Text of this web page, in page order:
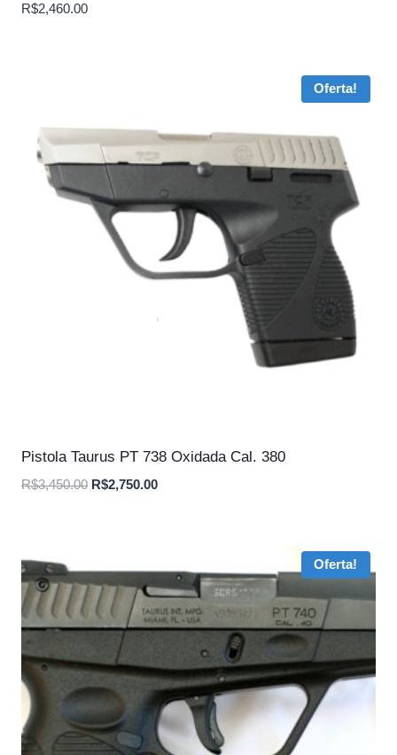
R$2,460.00
Oferta!
Pistola Taurus PT 738 Oxidada Cal. 380
R$3,450.00 O
R$2,750.00O
Oferta!